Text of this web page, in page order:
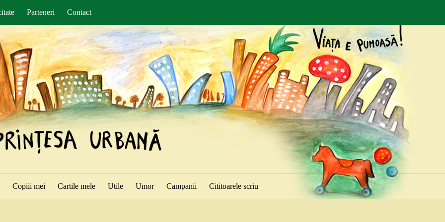
Parteneri Contact
Copiii mei Cartile mele Utile Umor Campanii Cititoarele scriu